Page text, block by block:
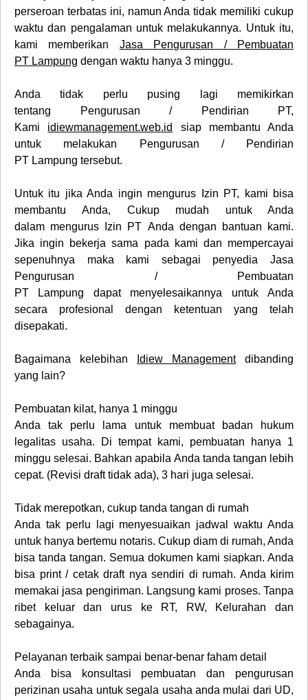
perseroan terbatas ini, namun Anda tidak memiliki cukup
waktu dan pengalaman untuk melakukannya. Untuk itu,
kami memberikan Jasa Pengurusan / Pembuatan
PT Lampung dengan waktu hanya 3 minggu.
Anda tidak perlu pusing lagi memikirkan
tentang
Pengurusan / Pendirian PT,
Kami idiewmanagement.web.id
siap membantu Anda
untuk melakukan
Pengurusan / Pendirian
PT Lampung tersebut.
Untuk itu jika Anda ingin mengurus Izin PT, kami bisa
membantu Anda, Cukup mudah untuk Anda
dalam mengurus Izin PT Anda dengan bantuan kami.
Jika ingin bekerja sama pada kami dan mempercayai
sepenuhnya maka kami sebagai penyedia Jasa
Pengurusan / Pembuatan
PT
Lampung
dapat menyelesaikannya untuk Anda
secara profesional dengan ketentuan yang telah
disepakati.
Bagaimana kelebihan Idiew Managementdibanding
yang lain?
Pembuatan kilat, hanya 1 minggu
Anda tak perlu lama untuk membuat badan hukum
legalitas usaha. Di tempat kami, pembuatan hanya 1
minggu selesai. Bahkan apabila Anda tanda tangan lebih
cepat. (Revisi draft tidak ada), 3 hari juga selesai.
Tidak merepotkan, cukup tanda tangan di rumah
Anda tak perlu lagi menyesuaikan jadwal waktu Anda
untuk hanya bertemu notaris. Cukup diam di rumah, Anda
bisa tanda tangan. Semua dokumen kami siapkan. Anda
bisa print / cetak draft nya sendiri di rumah. Anda kirim
memakai jasa pengiriman. Langsung kami proses. Tanpa
ribet keluar dan urus ke RT, RW, Kelurahan dan
sebagainya.
Pelayanan terbaik sampai benar-benar faham detail
Anda bisa konsultasi pembuatan dan pengurusan
perizinan usaha untuk segala usaha anda mulai dari UD,